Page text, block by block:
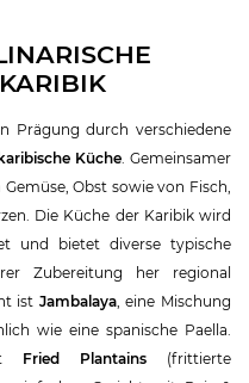
Prägung durch verschiedene
karibische Küche. Gemeinsamer
Obst sowie von Fisch,
Die Küche der Karibik wird
und bietet diverse typische
Zubereitung her regional
ist Jambalaya, eine Mischung
wie eine spanische Paella.
Fried Plantains (frittierte